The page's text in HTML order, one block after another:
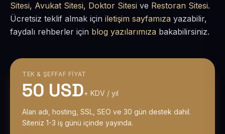
Sitesi, Avukat Sitesi, Doktor Sitesi ve Restoran Sitesi.
Ücretsiz teklif almak için iletişim sayfamıza yazabilir,
faydalı rehberler için blog yazılarımıza bakabilirsiniz.
TEK & ŞEFFAF FIYAT
50 USD+ KDV / yıl
Alan adı, hosting, SSL, SEO ve 30 gün destek dahil.
Siteniz 1-3 iş günü içinde yayında.